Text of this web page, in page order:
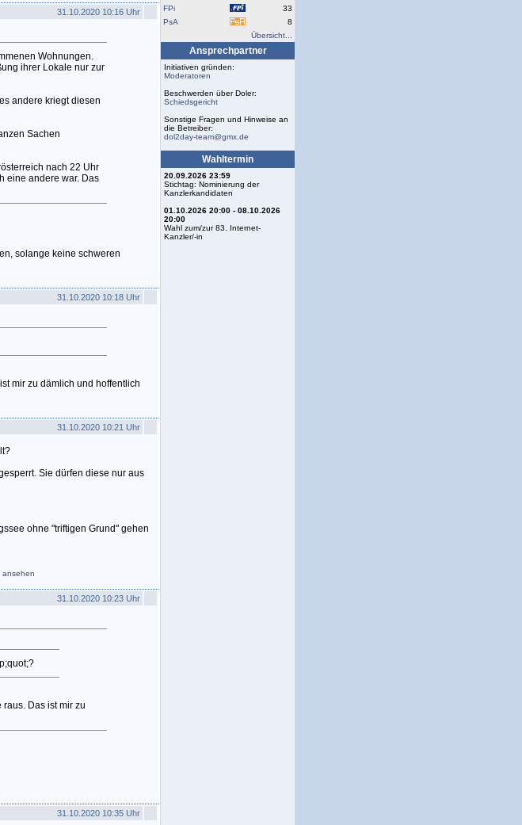
31.10.2020 10:16 Uhr
Wohnungen.
ihrer Lokale nur zur
andere kriegt diesen
Sachen
nach 22 Uhr
eine andere war. Das
solange keine schweren
31.10.2020 10:18 Uhr
mir zu dämlich und hoffentlich
31.10.2020 10:21 Uhr
Sie dürfen diese nur aus
ohne "triftigen Grund" gehen
ansehen
31.10.2020 10:23 Uhr
Das ist mir zu
31.10.2020 10:35 Uhr
FPi
33
PsA
8
Übersicht...
Ansprechpartner
Initiativen gründen:
Moderatoren
Beschwerden über Doler:
Schiedsgericht
Sonstige Fragen und Hinweise an
die Betreiber:
dol2day-team@gmx.de
Wahltermin
20.09.2026 23:59
Stichtag: Nominierung der
Kanzlerkandidaten
01.10.2026 20:00 - 08.10.2026
20:00
Wahl zum/zur 83. Internet-
Kanzler/-in